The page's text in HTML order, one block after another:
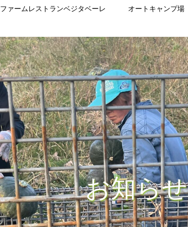
ファームレストランベジタベーレ オートキャンプ場
お知らせ